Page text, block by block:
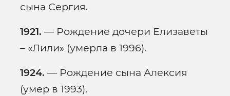
сына Сергия.
1921. — Рождение дочери Елизаветы
– «Лили» (умерла в 1996).
1924. — Рождение сына Алексия
(умер в 1993).